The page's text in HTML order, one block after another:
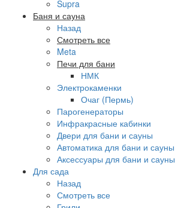
Supra
Баня и сауна
Назад
Смотреть все
Meta
Печи для бани
НМК
Электрокаменки
Очаг (Пермь)
Парогенераторы
Инфракрасные кабинки
Двери для бани и сауны
Автоматика для бани и сауны
Аксессуары для бани и сауны
Для сада
Назад
Смотреть все